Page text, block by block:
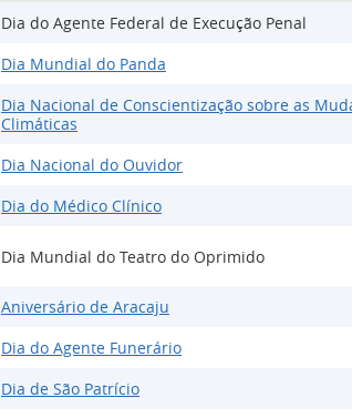
Dia do Agente Federal de Execução Penal
Dia Mundial do Panda
Dia Nacional de Conscientização sobre as
Climáticas
Dia Nacional do Ouvidor
Dia do Médico Clínico
Dia Mundial do Teatro do Oprimido
Aniversário de Aracaju
Dia do Agente Funerário
Dia de São Patrício